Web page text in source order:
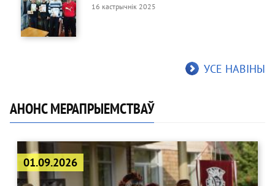
16 кастрычнік 2025
УСЕ НАВІНЫ
АНОНС МЕРАПРЫЕМСТВАЎ
01.09.2026